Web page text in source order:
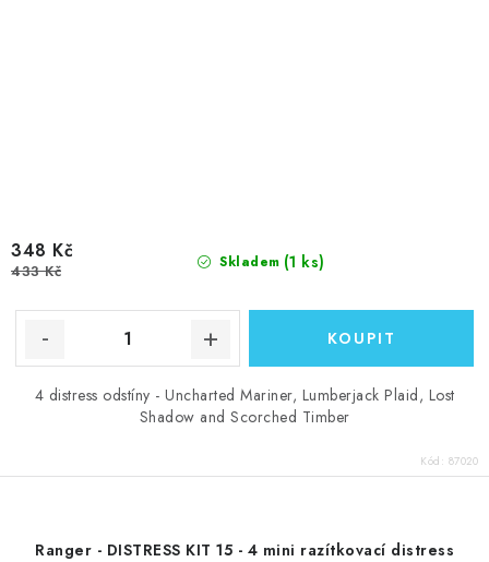
Skladem (1 ks)
348 Kč
433 Kč
4 distress odstíny - Uncharted Mariner, Lumberjack Plaid, Lost
Shadow and Scorched Timber
Kód: 87020
Ranger - DISTRESS KIT 15 - 4 mini razítkovací distress